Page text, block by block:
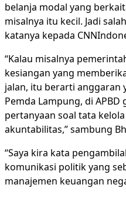
belanja modal yang
misalnya itu kecil. Jadi
katanya kepada
“Kalau misalnya
kesiangan yang
jalan, itu berarti anggaran
Pemda Lampung, di
pertanyaan soal tata
akuntabilitas,” sambung
“Saya kira kata
komunikasi politik yang
manajemen keuangan